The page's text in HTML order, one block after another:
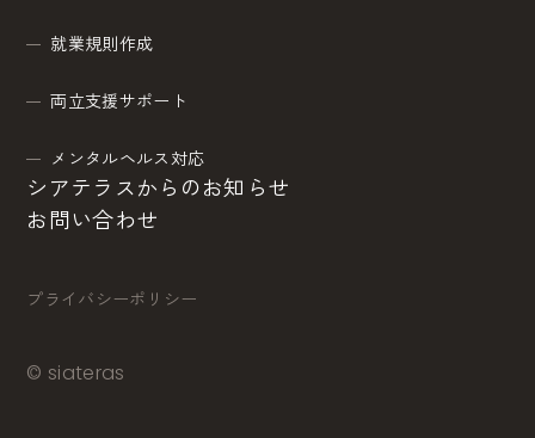
就業規則作成
両立支援サポート
メンタルヘルス対応
シアテラスからのお知らせ
お問い合わせ
プライバシーポリシー
© siateras